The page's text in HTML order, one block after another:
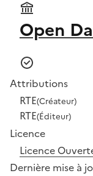
Open
Attributions
RTE(Créateur)
RTE(Éditeur)
Licence
Licence
Dernière mise à